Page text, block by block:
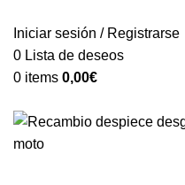
Iniciar sesión / Registrarse
0 Lista de deseos
0 items 0,00€